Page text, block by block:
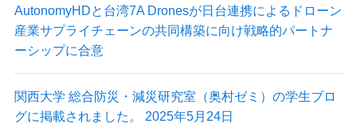
最新情報
AutonomyHDと台湾7A Dronesが日台連携によるドローン
産業サプライチェーンの共同構築に向け戦略的パートナ
ーシップに合意
関西大学 総合防災・減災研究室（奥村ゼミ）の学生ブロ
グに掲載されました。 2025年5月24日